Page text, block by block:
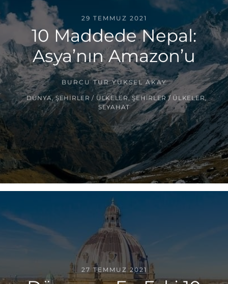
29 TEMMUZ 2021
10 Maddede Nepal:
Asya’nın Amazon’u
BURCU TUR YÜKSEL AKAY
DÜNYA,ŞEHIRLER / ÜLKELER,ŞEHIRLER / ÜLKELER,
SEYAHAT
27 TEMMUZ 2021